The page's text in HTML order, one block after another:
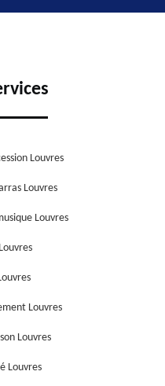
Louvres
Louvres
Louvres
Louvres
Louvres
Louvres